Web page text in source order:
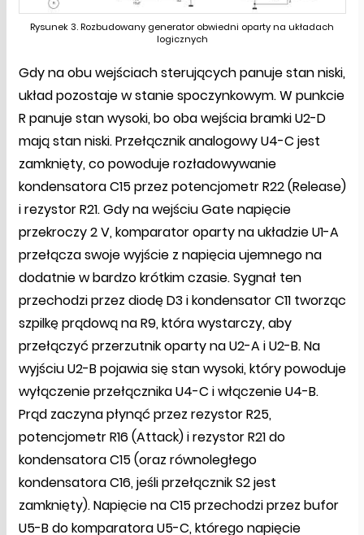
Rysunek 3. Rozbudowany generator obwiedni oparty na układach
logicznych
Gdy na obu wejściach sterujących panuje stan niski,
układ pozostaje w stanie spoczynkowym. W punkcie
R panuje stan wysoki, bo oba wejścia bramki U2-D
mają stan niski. Przełącznik analogowy U4-C jest
zamknięty, co powoduje rozładowywanie
kondensatora C15 przez potencjometr R22 (Release)
i rezystor R21. Gdy na wejściu Gate napięcie
przekroczy 2 V, komparator oparty na układzie U1-A
przełącza swoje wyjście z napięcia ujemnego na
dodatnie w bardzo krótkim czasie. Sygnał ten
przechodzi przez diodę D3 i kondensator C11 tworząc
szpilkę prądową na R9, która wystarczy, aby
przełączyć przerzutnik oparty na U2-A i U2-B. Na
wyjściu U2-B pojawia się stan wysoki, który powoduje
wyłączenie przełącznika U4-C i włączenie U4-B.
Prąd zaczyna płynąć przez rezystor R25,
potencjometr R16 (Attack) i rezystor R21 do
kondensatora C15 (oraz równoległego
kondensatora C16, jeśli przełącznik S2 jest
zamknięty). Napięcie na C15 przechodzi przez bufor
U5-B do komparatora U5-C, którego napięcie